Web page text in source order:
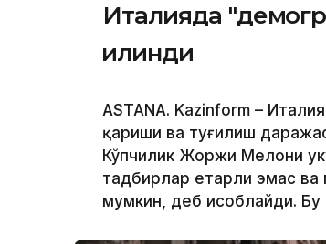
Италияда
қилинди
ASTANA. Kazinform –
қариши ва туғилиш
Кўпчилик Жоржи Мелони
тадбирлар етарли эмас ва
мумкин, деб ҳисоблайди. Бу